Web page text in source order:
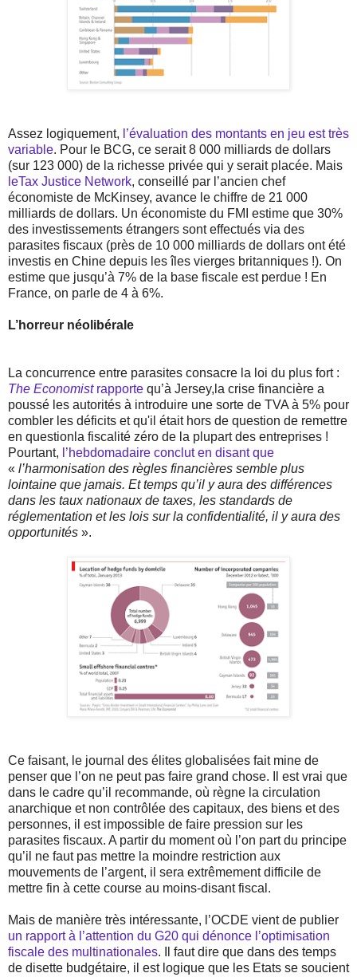
Assez logiquement, l’évaluation des montants en jeu est très
variable. Pour le BCG, ce serait 8 000 milliards de dollars
(sur 123 000) de la richesse privée qui y serait placée. Mais
leTax Justice Network, conseillé par l’ancien chef
économiste de McKinsey, avance le chiffre de 21 000
milliards de dollars. Un économiste du FMI estime que 30%
des investissements étrangers sont effectués via des
parasites fiscaux (près de 10 000 milliards de dollars ont été
investis en Chine depuis les îles vierges britanniques !). On
estime que jusqu’à 7% de la base fiscale est perdue ! En
France, on parle de 4 à 6%.
L’horreur néolibérale
La concurrence entre parasites consacre la loi du plus fort :
The Economistrapporte qu’à Jersey,la crise financière a
poussé les autorités à introduire une sorte de TVA à 5% pour
combler les déficits et qu'il était hors de question de remettre
en questionla fiscalité zéro de la plupart des entreprises !
Pourtant, l’hebdomadaire conclut en disant que
« l’harmonisation des règles financières semble plus
lointaine que jamais. Et temps qu’il y aura des différences
dans les taux nationaux de taxes, les standards de
réglementation et les lois sur la confidentialité, il y aura des
opportunités ».
Ce faisant, le journal des élites globalisées fait mine de
penser que l’on ne peut pas faire grand chose. Il est vrai que
dans le cadre qu’il recommande, où règne la circulation
anarchique et non contrôlée des capitaux, des biens et des
personnes, il est impossible de faire pression sur les
parasites fiscaux. A partir du moment où l’on part du principe
qu’il ne faut pas mettre la moindre restriction aux
mouvements de l’argent, il sera extrêmement difficile de
mettre fin à cette course au moins-disant fiscal.
Mais de manière très intéressante, l’OCDE vient de publier
un rapport à l’attention du G20 qui dénonce l’optimisation
fiscale des multinationales. Il faut dire que dans des temps
de disette budgétaire, il est logique que les Etats se soucient